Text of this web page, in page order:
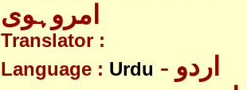
امروہوی
Translator :
Language : Urdu - اردو